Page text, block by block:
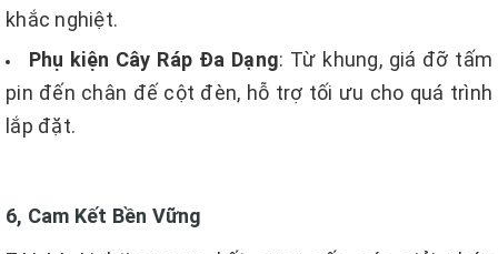
khắc nghiệt.
Phụ kiện Cây Ráp Đa Dạng: Từ khung, giá đỡ tấm
pin đến chân đế cột đèn, hỗ trợ tối ưu cho quá trình
lắp đặt.
6, Cam Kết Bền Vững